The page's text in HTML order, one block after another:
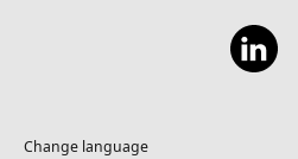
Change language